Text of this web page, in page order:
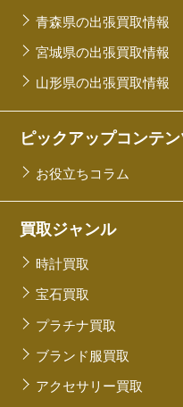
青森県の出張買取情報
宮城県の出張買取情報
山形県の出張買取情報
ピックアップコンテ
お役立ちコラム
買取ジャンル
時計買取
宝石買取
プラチナ買取
ブランド服買取
アクセサリー買取